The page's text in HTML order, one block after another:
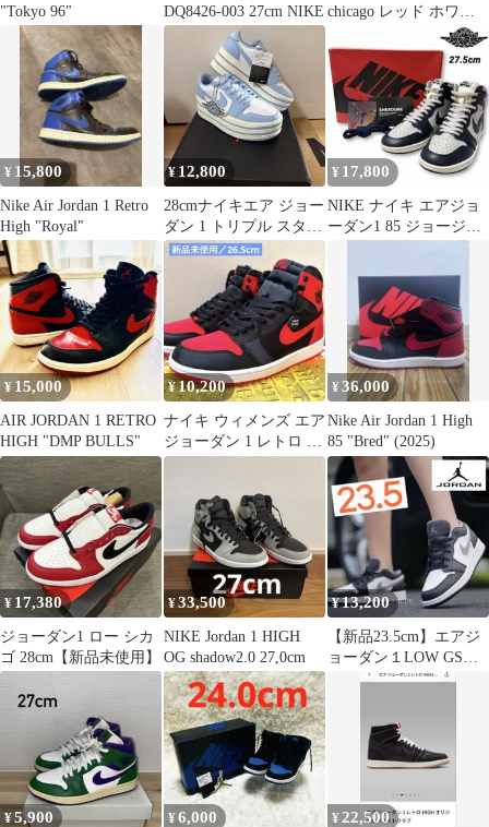
"Tokyo 96"
DQ8426-003 27cm NIKE chicago レッド ホワイ
¥ 15,800
Nike Air Jordan 1 Retro
High "Royal"
¥ 12,800
28cmナイキエア ジョー
ダン 1 トリプル スタッ
ク ウィメンズシューズ
¥ 17,800
NIKE ナイキ エアジョ
ーダン1 85 ジョージタ
¥ 15,000
AIR JORDAN 1 RETRO
HIGH "DMP BULLS"
¥10,200
ナイキ ウィメンズ エア
ジョーダン 1 レトロ ハ
イ OG "サテンブレッ
¥36,000
Nike Air Jordan 1 High
85 "Bred" (2025)
¥ 17,380
ジョーダン1 ロー シカ
ゴ 28cm【新品未使用】
¥33,500
NIKE Jordan 1 HIGH
OG shadow2.0 27,0cm
¥13,200
【新品23.5cm】エアジ
ョーダン１LOW GS｜
ブラック/ホワイト/グレ
¥5,900 ¥6,000 ¥ 22,500